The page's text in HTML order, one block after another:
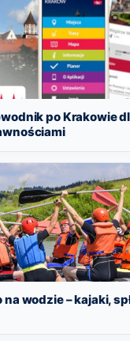
po Krakowie
wodzie – kajaki,